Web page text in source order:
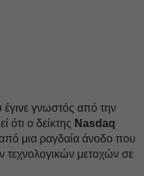
γνωστός από την
ότι ο δείκτης Nasdaq
μια ραγδαία άνοδο που
τεχνολογικών μετοχών σε